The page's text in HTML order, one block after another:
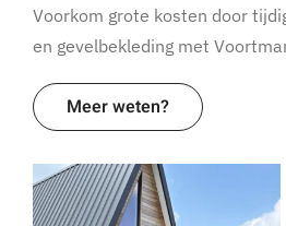
Voorkom grote kosten door
en gevelbekleding met
Meer weten?